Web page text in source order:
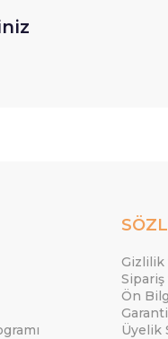
Gizlilik
Ön
Üyelik